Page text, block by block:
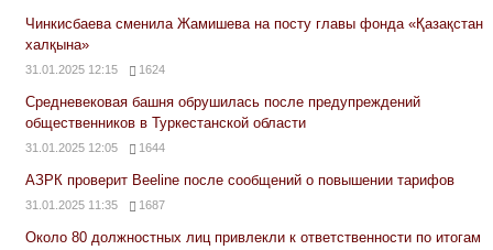
Чинкисбаева сменила Жамишева на посту главы фонда «Қазақстан
халқына»
31.01.2025 12:15 1624
Средневековая башня обрушилась после предупреждений
общественников в Туркестанской области
31.01.2025 12:05 1644
АЗРК проверит Beeline после сообщений о повышении тарифов
31.01.2025 11:35 1687
Около 80 должностных лиц привлекли к ответственности по итогам